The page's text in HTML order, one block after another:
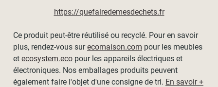
dimensions de votre fenêtre ou porte.
- Épaisseur du cadre alu: 8mm
- Si vous souhaitez couvrir toute la hauteur de la
fenêtre/porte,vous pouvez fixer plusieurs cadres les uns
au-dessus des autres.
https://quefairedemesdechets.fr
Ce produit peut-être réutilisé ou recyclé. Pour en savoir
plus, rendez-vous surecomaison.com pour les meubles
et ecosystem.eco pour les appareils électriques et
électroniques. Nos emballages produits peuvent
également faire l'objet d'une consigne de tri. En savoir +